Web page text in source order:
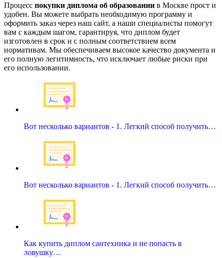
Процесс покупки диплома об образовании в Москве прост и
удобен. Вы можете выбрать необходимую программу и
оформить заказ через наш сайт, а наши специалисты помогут
вам с каждым шагом, гарантируя, что диплом будет
изготовлен в срок и с полным соответствием всем
нормативам. Мы обеспечиваем высокое качество документа и
его полную легитимность, что исключает любые риски при
его использовании.
Вот несколько вариантов - 1. Легкий способ получить…
Вот несколько вариантов - 1. Легкий способ получить…
Как купить диплом сантехника и не попасть в
ловушку…